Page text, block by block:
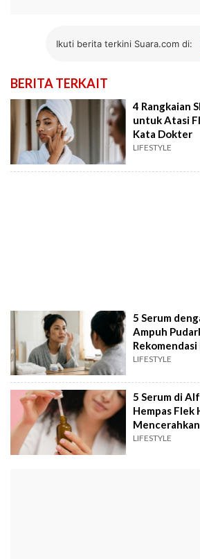
Ikuti berita terkini Suara.com di:
BERITA TERKAIT
4 Rangkaian
untuk Atasi
Kata Dokter
LIFESTYLE
5 Serum
Ampuh
LIFESTYLE
5 Serum di
Hempas Flek
Review
LIFESTYLE